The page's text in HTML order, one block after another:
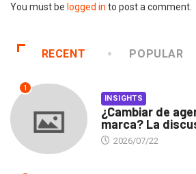
You must be logged in to post a comment.
RECENT POPULAR
1
INSIGHTS
¿Cambiar de
marca? La
2026/07/22